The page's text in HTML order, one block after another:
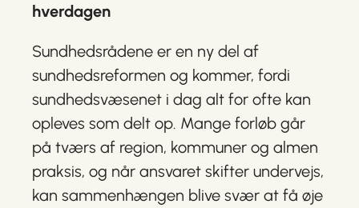
hverdagen
Sundhedsrådene er en ny del af
sundhedsreformen og kommer, fordi
sundhedsvæsenet i dag alt for ofte kan
opleves som delt op. Mange forløb går
på tværs af region, kommuner og almen
praksis, og når ansvaret skifter undervejs,
kan sammenhængen blive svær at få øje